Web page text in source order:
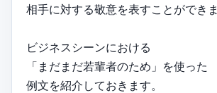
相手に対する敬意を表すことができま
ビジネスシーンにおける
「まだまだ若輩者のため」を使った
例文を紹介しておきます。